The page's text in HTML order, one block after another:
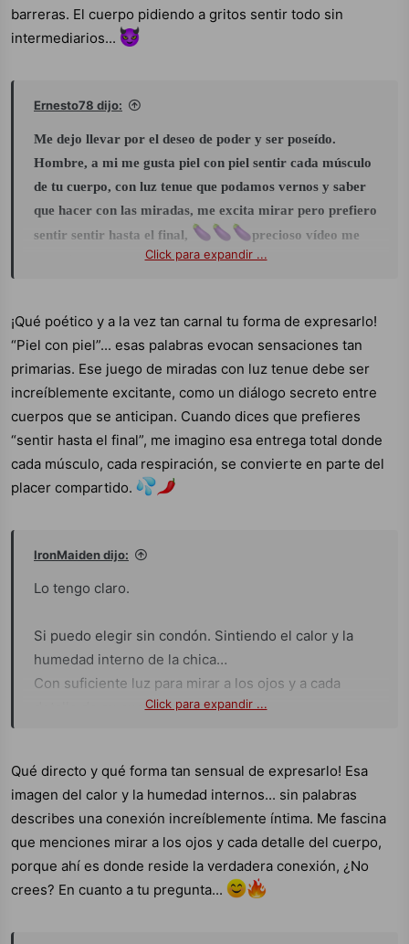
barreras. El cuerpo pidiendo a gritos sentir todo sin
intermediarios...
Ernesto78 dijo:
Me dejo llevar por el deseo de poder y ser poseído.
Hombre, a mi me gusta piel con piel sentir cada músculo
de tu cuerpo, con luz tenue que podamos vernos y saber
que hacer con las miradas, me excita mirar pero prefiero
sentir sentir hasta el final,
precioso vídeo me
encanta esas curvas.Click para expandir ...
¡Qué poético y a la vez tan carnal tu forma de expresarlo!
“Piel con piel”... esas palabras evocan sensaciones tan
primarias. Ese juego de miradas con luz tenue debe ser
increíblemente excitante, como un diálogo secreto entre
cuerpos que se anticipan. Cuando dices que prefieres
“sentir hasta el final”, me imagino esa entrega total donde
cada músculo, cada respiración, se convierte en parte del
placer compartido.
IronMaiden dijo:
Lo tengo claro.
Si puedo elegir sin condón. Sintiendo el calor y la
humedad interno de la chica…
Con suficiente luz para mirar a los ojos y a cada
detalle de su cuerpo y del momento.
Preciosa con ese vestido que invita a seguir
subiéndolo…
Click para expandir ...
Qué directo y qué forma tan sensual de expresarlo! Esa
imagen del calor y la humedad internos... sin palabras
describes una conexión increíblemente íntima. Me fascina
que menciones mirar a los ojos y cada detalle del cuerpo,
porque ahí es donde reside la verdadera conexión, ¿No
crees? En cuanto a tu pregunta...